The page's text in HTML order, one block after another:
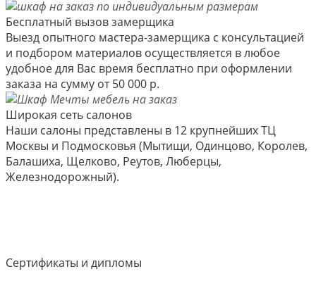
Бесплатный вызов замерщика
Выезд опытного мастера-замерщика с консультацией
и подбором материалов осуществляется в любое
удобное для Вас время бесплатно при оформлении
заказа на сумму от 50 000 р.
Широкая сеть салонов
Наши салоны представлены в 12 крупнейших ТЦ
Москвы и Подмосковья (Мытищи, Одинцово, Королев,
Балашиха, Щелково, Реутов, Люберцы,
Железнодорожный).
Сертификаты и дипломы